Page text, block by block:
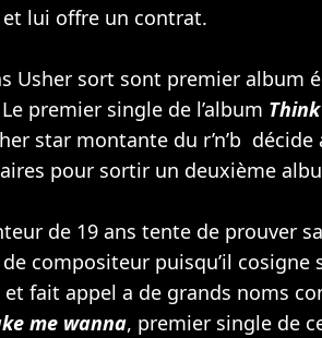
lui offre un contrat.
Usher sort sont premier album
premier single de l’album
star montante du r’n’b
pour sortir un deuxième
de 19 ans tente de prouver
compositeur puisqu’il cosigne
et fait appel a de grands noms
me wanna, premier single de